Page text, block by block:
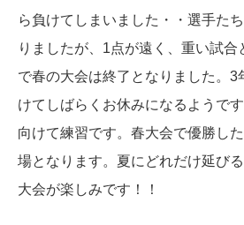
ら負けてしまいました・・選手た
りましたが、1点が遠く、重い試
で春の大会は終了となりました。3
けてしばらくお休みになるようで
向けて練習です。春大会で優勝し
場となります。夏にどれだけ延び
大会が楽しみです！！